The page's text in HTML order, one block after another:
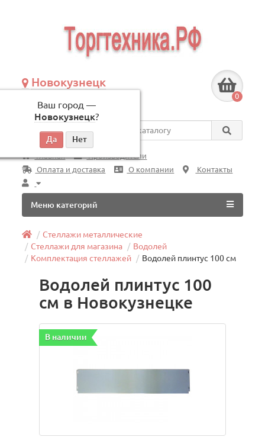
Новокузнецк
Ваш город —
Новокузнецк?
по будням, с 09:00 до 18:00
0
Везде
Главная
Производители
Оплата и доставка
О компании Контакты
Меню категорий
Стеллажи металлические
Стеллажи для магазина
Водолей
Комплектация стеллажей
Водолей плинтус 100 см
Водолей плинтус 100
см в Новокузнецке
В наличии